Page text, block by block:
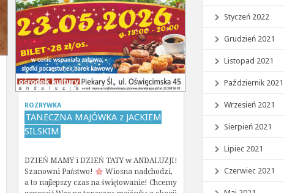
ROZRYWKA
TANECZNA MAJÓWKA z JACKIEM
SILSKIM
DZIEŃ MAMY i DZIEŃ TATY w ANDALUZJI!
Szanowni Państwo!
Wiosna nadchodzi,
a to najlepszy czas na świętowanie! Chcemy
Styczeń 2022
Grudzień 2021
Listopad 2021
Październik 2021
Wrzesień 2021
Sierpień 2021
Lipiec 2021
Czerwiec 2021